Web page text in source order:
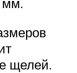
мм.
щелей.